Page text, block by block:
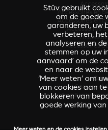
Accessoires en
Accessoires en
Accessoires
Accessoires
Caresse
Stûv gebruikt
om de goede
garanderen, uw
verbeteren,
analyseren en
stemmen op uw
aanvaard’ om de
en naar de
‘Meer weten’ om
van cookies aan
blokkeren van
goede werking